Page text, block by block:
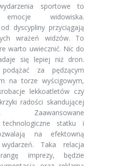
sportowe to
widowiska.
dyscypliny przyciągają
wrażeń widzów. To
warto uwiecznić. Nic do
się lepiej niż dron.
za pędzącym
na torze wyścigowym,
lekkoatletów czy
radości skandującej
Zaawansowane
technologiczne statku i
na efektowną
Taka relacja
imprezy, będzie